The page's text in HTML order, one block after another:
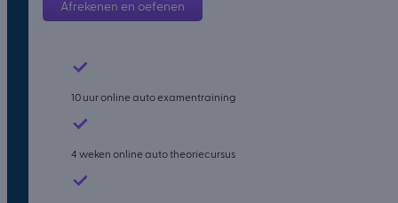
Afrekenen en oefenen
10 uur online auto examentraining
4 weken online auto theoriecursus